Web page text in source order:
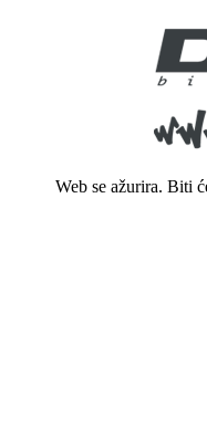
Web se ažurira. Biti